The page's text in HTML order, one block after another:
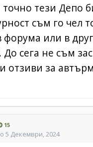
тези Депо
съм го чел
форума или в
сега не съм
отзиви за
15
5 Декември, 2024